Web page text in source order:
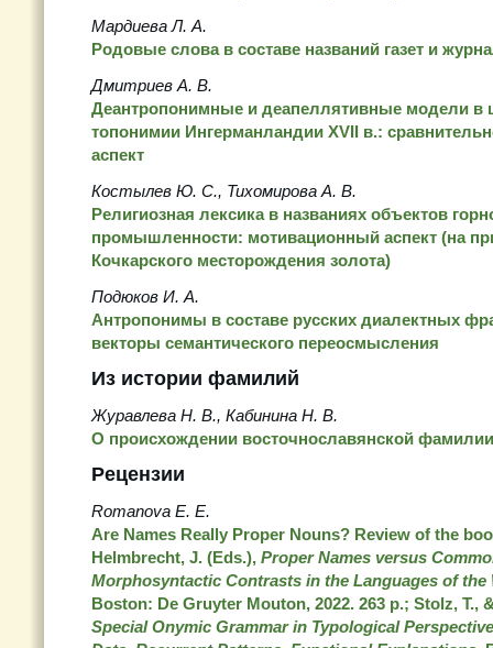
Мардиева Л. А.
Родовые слова в составе названий газет и
Дмитриев А. В.
Деантропонимные и деапеллятивные модели в
топонимии Ингерманландии XVII в.:
аспект
Костылев Ю. С., Тихомирова А. В.
Религиозная лексика в названиях объектов
промышленности: мотивационный аспект (на
Кочкарского месторождения золота)
Подюков И. А.
Антропонимы в составе русских диалектных
векторы семантического переосмысления
Из истории фамилий
Журавлева Н. В., Кабинина Н. В.
О происхождении восточнославянской
Рецензии
Romanova E. E.
Are Names Really Proper Nouns? Review of the
Helmbrecht, J. (Eds.), Proper Names versus
Morphosyntactic Contrasts in the Languages of the
Boston: De Gruyter Mouton, 2022. 263 p.; Stolz, T.,
Special Onymic Grammar in Typological